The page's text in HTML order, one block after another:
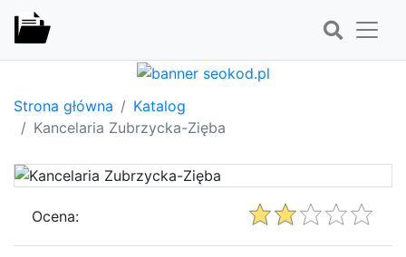
Strona główna
Katalog
Kancelaria Zubrzycka-Zięba
Ocena: